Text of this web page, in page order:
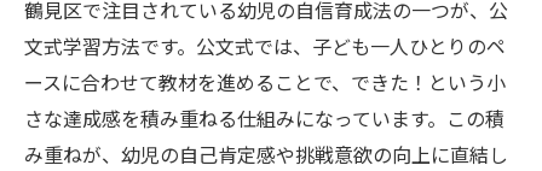
自分でできた喜びを育てる公文式体験談
幼児が非認知能力を伸ばす公文式体験談
公文式で生まれる幼児の自信エピソード
成功体験が支える幼児の非認知能力向上
鶴見区で注目されている幼児の自信育成法の一つが、公
文式学習方法です。公文式では、子ども一人ひとりのペ
ースに合わせて教材を進めることで、できた！という小
さな達成感を積み重ねる仕組みになっています。この積
み重ねが、幼児の自己肯定感や挑戦意欲の向上に直結し